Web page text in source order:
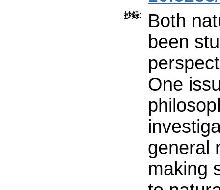
抄録:
Both
been
One
general
making